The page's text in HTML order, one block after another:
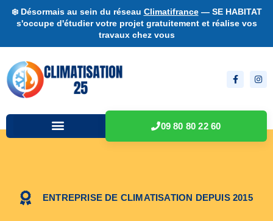
❄️ Désormais au sein du réseau Climatifrance— SE HABITAT
s'occupe d'étudier votre projet gratuitement et réalise vos
travaux chez vous
09 80 80 22 60
ENTREPRISE DE CLIMATISATION DEPUIS 2015